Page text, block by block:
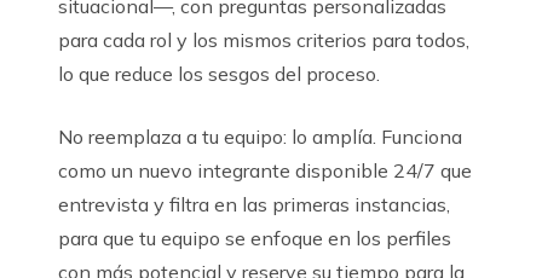
situacional—, con preguntas personalizadas
para cada rol y los mismos criterios para todos,
lo que reduce los sesgos del proceso.
No reemplaza a tu equipo: lo amplía. Funciona
como un nuevo integrante disponible 24/7 que
entrevista y filtra en las primeras instancias,
para que tu equipo se enfoque en los perfiles
con más potencial y reserve su tiempo para la